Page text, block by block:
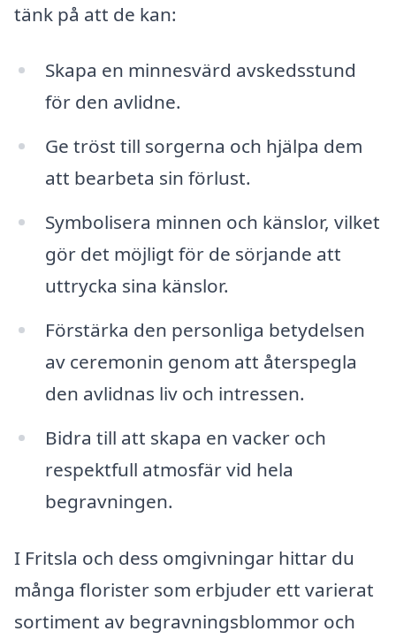
tänk på att de kan:
Skapa en minnesvärd avskedsstund
för den avlidne.
Ge tröst till sorgerna och hjälpa dem
att bearbeta sin förlust.
Symbolisera minnen och känslor, vilket
gör det möjligt för de sörjande att
uttrycka sina känslor.
Förstärka den personliga betydelsen
av ceremonin genom att återspegla
den avlidnas liv och intressen.
Bidra till att skapa en vacker och
respektfull atmosfär vid hela
begravningen.
I Fritsla och dess omgivningar hittar du
många florister som erbjuder ett varierat
sortiment av begravningsblommor och